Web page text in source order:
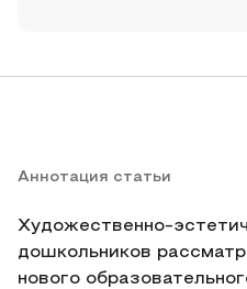
Аннотация статьи
Художественно-
дошкольников
нового